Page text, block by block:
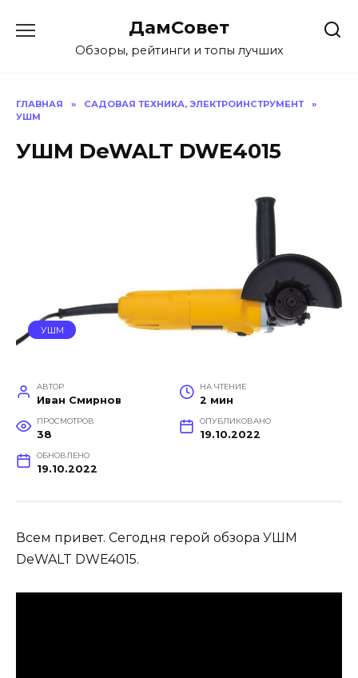
содержанию
ДамСовет
Обзоры, рейтинги и топы лучших
ГЛАВНАЯ » САДОВАЯ ТЕХНИКА, ЭЛЕКТРОИНСТРУМЕНТ
»
УШМ
УШМ DeWALT DWE4015
УШМ
АВТОР
Иван Смирнов
НА ЧТЕНИЕ
2 мин
ПРОСМОТРОВ
38
ОПУБЛИКОВАНО
19.10.2022
ОБНОВЛЕНО
19.10.2022
Всем привет. Сегодня герой обзора УШМ
DeWALT DWE4015.